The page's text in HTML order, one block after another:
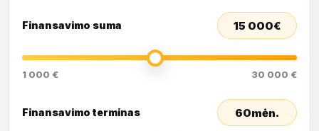
Finansavimo suma 15 000€
1 000 € 30 000 €
Finansavimo terminas 60mėn.